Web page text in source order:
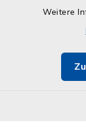
Weitere